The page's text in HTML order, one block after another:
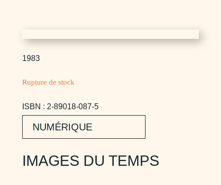
1983
Rupture de stock
ISBN : 2-89018-087-5
NUMÉRIQUE
IMAGES DU TEMPS